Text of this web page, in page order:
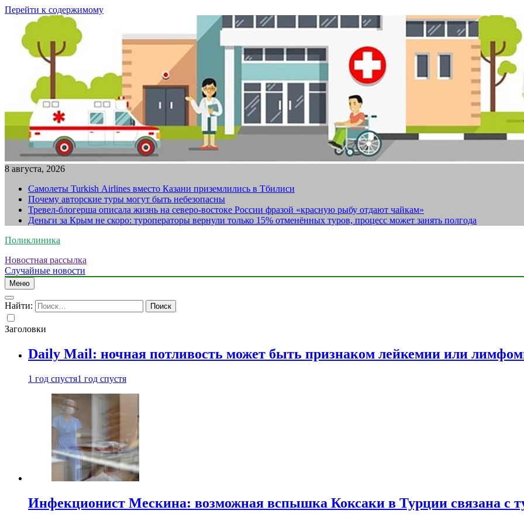
Перейти к содержимому
8 августа, 2026
Самолеты Turkish Airlines вместо Казани приземлились в Тбилиси
Почему авторские туры могут быть небезопасны
Тревел-блогерша описала жизнь на северо-востоке России фразой «красную рыбу отдают чайкам»
Деньги за Крым не скоро: туроператоры вернули только 15% отменённых туров, процесс может занять полгода
Поликлиника
Новостная рассылка
Случайные новости
Меню
Найти:
Заголовки
Daily Mail: ночная потливость может быть признаком лейкемии или
1 год спустя1 год спустя
Инфекционист Мескина: возможная вспышка Коксаки в Турции связана с